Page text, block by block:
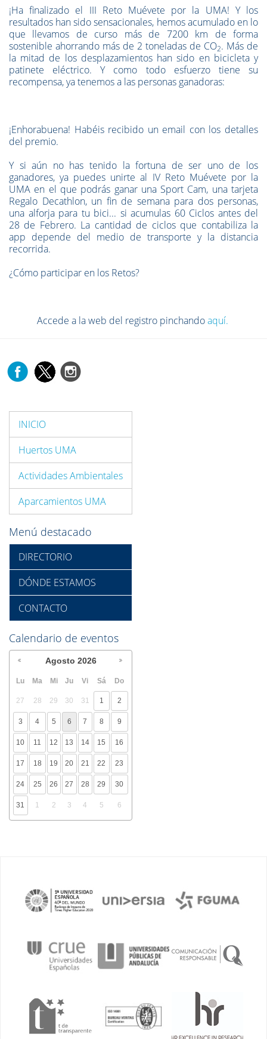
¡Ha finalizado el III Reto Muévete por la UMA! Y los
resultados han sido sensacionales, hemos acumulado en lo
que llevamos de curso más de 7200 km de forma
sostenible ahorrando más de 2 toneladas de CO2. Más de
la mitad de los desplazamientos han sido en bicicleta y
patinete eléctrico. Y como todo esfuerzo tiene su
recompensa, ya tenemos a las personas ganadoras:
¡Enhorabuena! Habéis recibido un email con los detalles
del premio.
Y si aún no has tenido la fortuna de ser uno de los
ganadores, ya puedes unirte al IV Reto Muévete por la
UMA en el que podrás ganar una Sport Cam, una tarjeta
Regalo Decathlon, un fin de semana para dos personas,
una alforja para tu bici... si acumulas 60 Ciclos antes del
28 de Febrero. La cantidad de ciclos que contabiliza la
app depende del medio de transporte y la distancia
recorrida.
¿Cómo participar en los Retos?
Accede a la web del registro pinchandoaquí.
INICIO
Huertos UMA
Actividades Ambientales
Aparcamientos UMA
Menú destacado
DIRECTORIO
DÓNDE ESTAMOS
CONTACTO
Calendario de eventos
Agosto 2026
Lu Ma Mi Ju Vi Sá Do
27 28 29 30 31 1 2
3 4 5 6 7 8 9
10 11 12 13 14 15 16
17 18 19 20 21 22 23
24 25 26 27 28 29 30
31 1 2 3 4 5 6